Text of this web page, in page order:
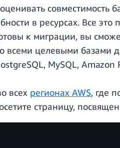
совместимость
в ресурсах. Все
к миграции, вы
всеми целевыми
MySQL,
всех регионах AWS, где
страницу,